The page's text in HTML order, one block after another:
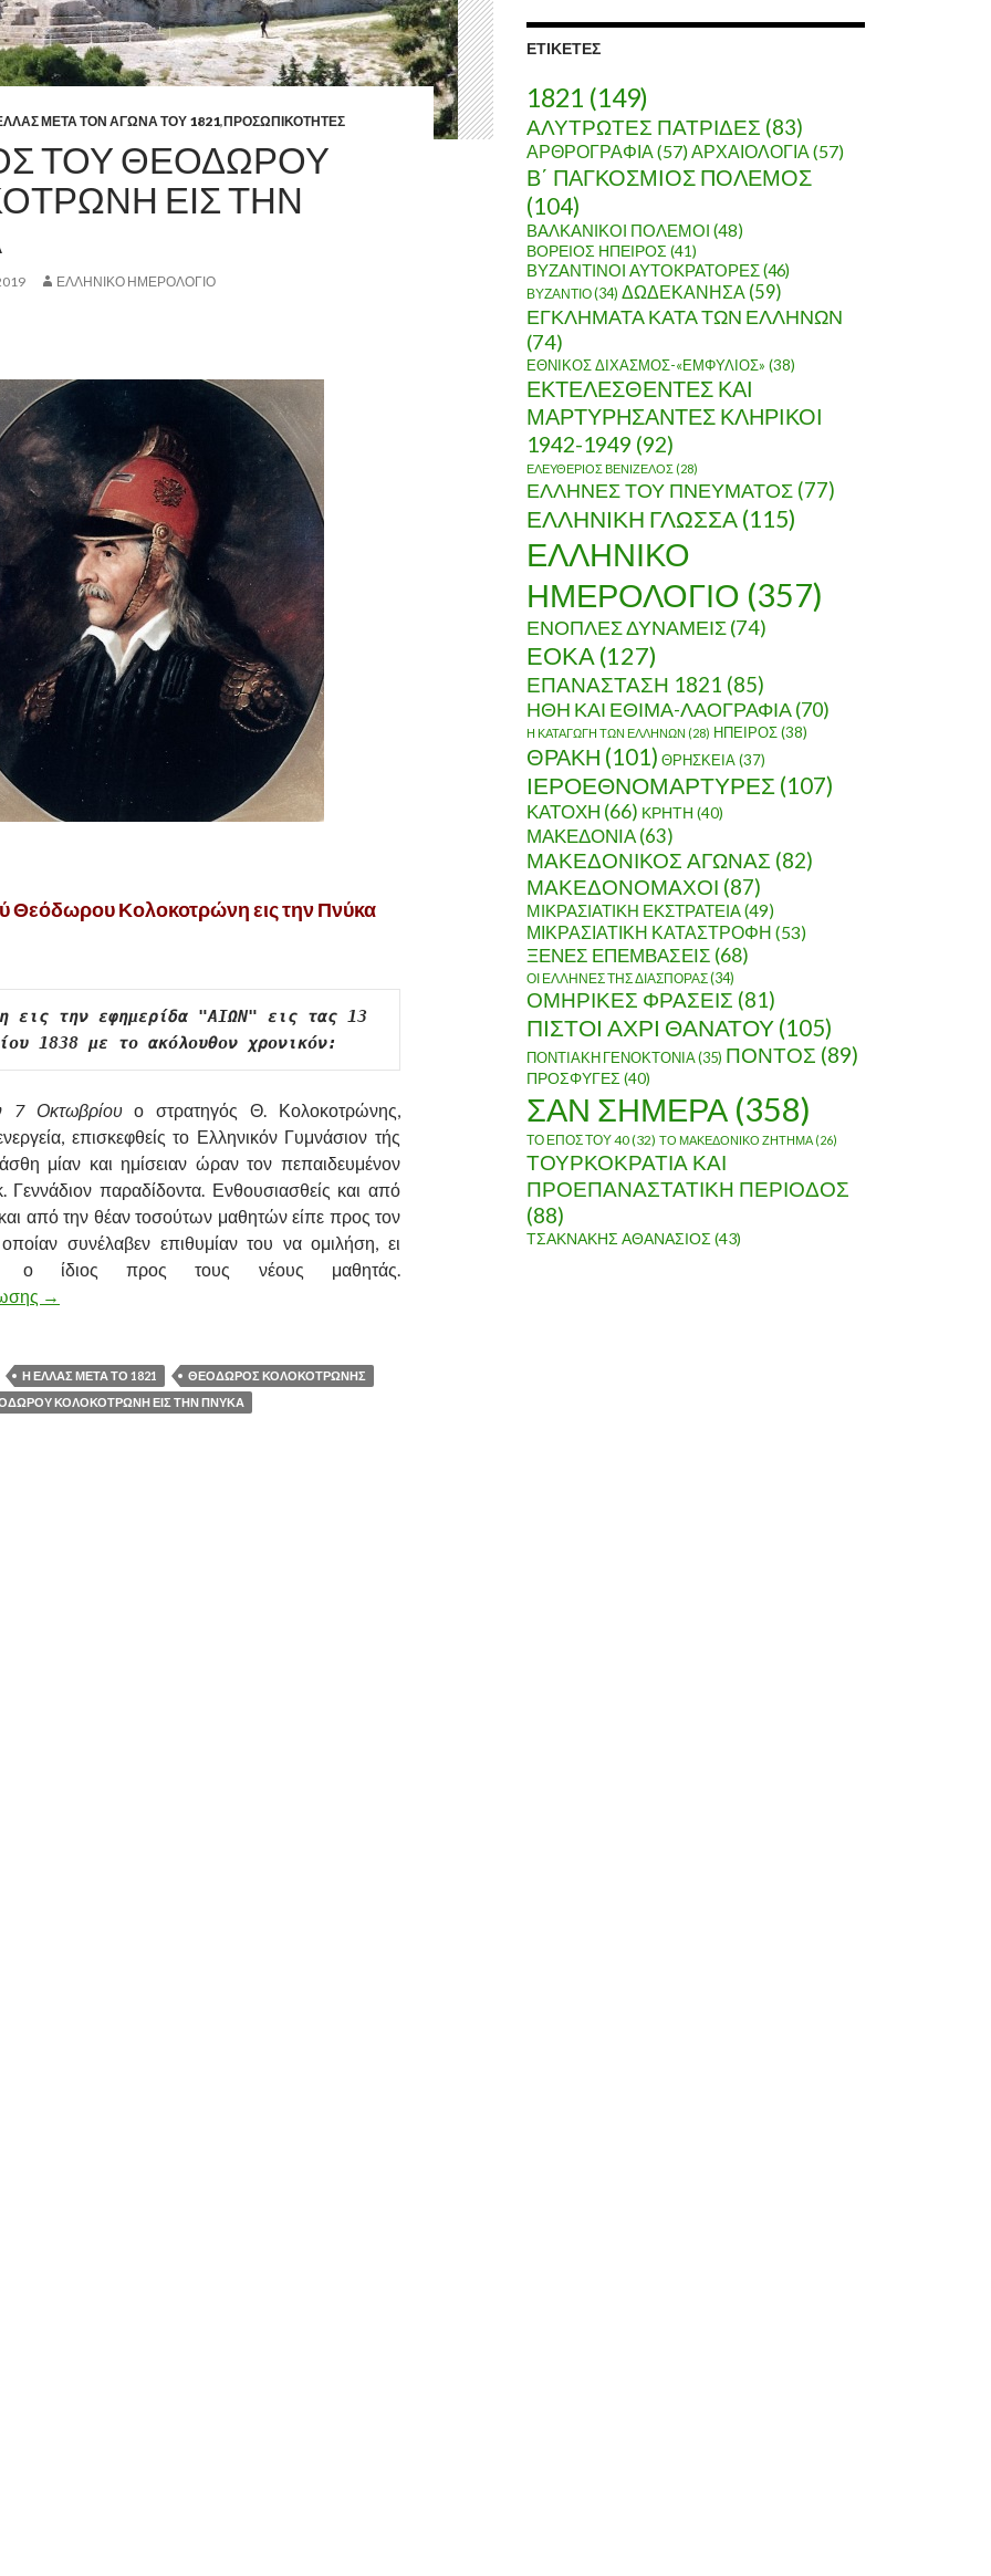
ΜΕΤΑ ΤΟΝ ΑΓΩΝΑ ΤΟΥ 1821,ΠΡΟΣΩΠΙΚΟΤΗΤΕΣ
ΤΟΥ ΘΕΟΔΩΡΟΥ
ΕΙΣ ΤΗΝ
ΕΛΛΗΝΙΚΟ ΗΜΕΡΟΛΟΓΙΟ
Θεόδωρου Κολοκοτρώνη εις την Πνύκα
εις την εφημερίδα "ΑΙΩΝ" εις τας 13
1838 με το ακόλουθον χρονικόν:
7 Οκτωβρίουο στρατηγός Θ. Κολοκοτρώνης,
επισκεφθείς το Ελληνικόν Γυμνάσιον τής
μίαν και ημίσειαν ώραν τον πεπαιδευμένον
Γεννάδιον παραδίδοντα. Ενθουσιασθείς και από
από την θέαν τοσούτων μαθητών είπε προς τον
συνέλαβεν επιθυμίαν του να ομιλήση, ει
ο ίδιος προς τους νέους μαθητάς.
Ο ΛΟΓΟΣ ΤΟΥ ΘΕΟΔΩΡΟΥ ΚΟΛΟΚΟΤΡΩΝΗ ΕΙΣ ΤΗΝ ΠΝΥΚΑ
→
Η ΕΛΛΑΣ ΜΕΤΑ ΤΟ 1821
ΘΕΟΔΩΡΟΣ ΚΟΛΟΚΟΤΡΩΝΗΣ
ΚΟΛΟΚΟΤΡΩΝΗ ΕΙΣ ΤΗΝ ΠΝΥΚΑ
ο
ΕΤΙΚΈΤΕΣ
1821 (149)
ΑΛΥΤΡΩΤΕΣ ΠΑΤΡΙΔΕΣ (83)
ΑΡΘΡΟΓΡΑΦΙΑ(57)ΑΡΧΑΙΟΛΟΓΙΑ(57)
Β΄ ΠΑΓΚΟΣΜΙΟΣ ΠΟΛΕΜΟΣ
(104)
ΒΑΛΚΑΝΙΚΟΙ ΠΟΛΕΜΟΙ (48)
ΒΟΡΕΙΟΣ ΗΠΕΙΡΟΣ (41)
ΒΥΖΑΝΤΙΝΟΙ ΑΥΤΟΚΡΑΤΟΡΕΣ(46)
ΒΥΖΑΝΤΙΟ(34) ΔΩΔΕΚΑΝΗΣΑ (59)
ΕΓΚΛΗΜΑΤΑ ΚΑΤΑ ΤΩΝ ΕΛΛΗΝΩΝ
(74)
ΕΘΝΙΚΟΣ ΔΙΧΑΣΜΟΣ-«ΕΜΦΥΛΙΟΣ» (38)
ΕΚΤΕΛΕΣΘΕΝΤΕΣ ΚΑΙ
ΜΑΡΤΥΡΗΣΑΝΤΕΣ ΚΛΗΡΙΚΟΙ
1942-1949 (92)
ΕΛΕΥΘΕΡΙΟΣ ΒΕΝΙΖΕΛΟΣ (28)
ΕΛΛΗΝΕΣ ΤΟΥ ΠΝΕΥΜΑΤΟΣ (77)
ΕΛΛΗΝΙΚΗ ΓΛΩΣΣΑ (115)
ΕΛΛΗΝΙΚΟ
ΗΜΕΡΟΛΟΓΙΟ (357)
ΕΝΟΠΛΕΣ ΔΥΝΑΜΕΙΣ(74)
ΕΟΚΑ (127)
ΕΠΑΝΑΣΤΑΣΗ 1821 (85)
ΗΘΗ ΚΑΙ ΕΘΙΜΑ-ΛΑΟΓΡΑΦΙΑ(70)
Η ΚΑΤΑΓΩΓΗ ΤΩΝ ΕΛΛΗΝΩΝ (28) ΗΠΕΙΡΟΣ(38)
ΘΡΑΚΗ (101) ΘΡΗΣΚΕΙΑ(37)
ΙΕΡΟΕΘΝΟΜΑΡΤΥΡΕΣ (107)
ΚΑΤΟΧΗ (66) ΚΡΗΤΗ (40)
ΜΑΚΕΔΟΝΙΑ(63)
ΜΑΚΕΔΟΝΙΚΟΣ ΑΓΩΝΑΣ (82)
ΜΑΚΕΔΟΝΟΜΑΧΟΙ (87)
ΜΙΚΡΑΣΙΑΤΙΚΗ ΕΚΣΤΡΑΤΕΙΑ(49)
ΜΙΚΡΑΣΙΑΤΙΚΗ ΚΑΤΑΣΤΡΟΦΗ (53)
ΞΕΝΕΣ ΕΠΕΜΒΑΣΕΙΣ (68)
ΟΙ ΕΛΛΗΝΕΣ ΤΗΣ ΔΙΑΣΠΟΡΑΣ(34)
ΟΜΗΡΙΚΕΣ ΦΡΑΣΕΙΣ (81)
ΠΙΣΤΟΙ ΑΧΡΙ ΘΑΝΑΤΟΥ (105)
ΠΟΝΤΙΑΚΗ ΓΕΝΟΚΤΟΝΙΑ(35) ΠΟΝΤΟΣ (89)
ΠΡΟΣΦΥΓΕΣ (40)
ΣΑΝ ΣΗΜΕΡΑ (358)
ΤΟ ΕΠΟΣ ΤΟΥ 40(32) ΤΟ ΜΑΚΕΔΟΝΙΚΟ ΖΗΤΗΜΑ (26)
ΤΟΥΡΚΟΚΡΑΤΙΑ ΚΑΙ
ΠΡΟΕΠΑΝΑΣΤΑΤΙΚΗ ΠΕΡΙΟΔΟΣ
(88)
ΤΣΑΚΝΑΚΗΣ ΑΘΑΝΑΣΙΟΣ (43)